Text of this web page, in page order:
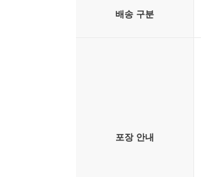
배송 구분
포장 안내